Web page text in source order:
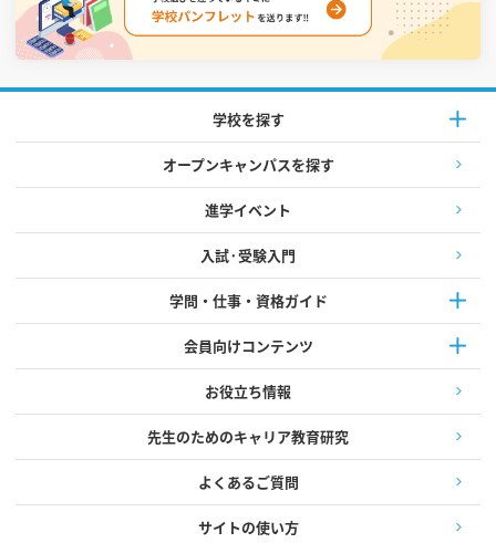
学校を探す
オープンキャンパスを探す
進学イベント
入試·受験入門
学問・仕事・資格ガイド
会員向けコンテンツ
お役立ち情報
先生のためのキャリア教育研究
よくあるご質問
サイトの使い方